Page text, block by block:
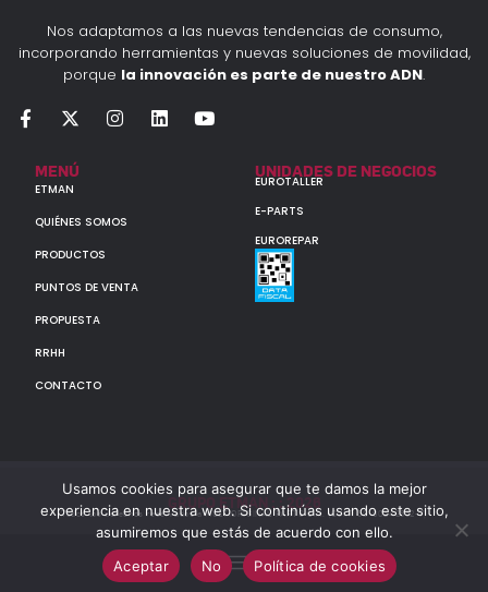
Nos adaptamos a las nuevas tendencias de consumo,
incorporando herramientas y nuevas soluciones de movilidad,
porque la innovación es parte de nuestro ADN.
MENÚ
ETMAN
QUIÉNES SOMOS
PRODUCTOS
PUNTOS DE VENTA
PROPUESTA
RRHH
CONTACTO
UNIDADES DE NEGOCIOS
EUROTALLER
E-PARTS
EUROREPAR
GRUPO ETMAN : : 2026
Todos los derechos reservados a MULTIORIGINAL PARTS S.A. (CUIT: 30-60142852-7)
Usamos cookies para asegurar que te damos la mejor
experiencia en nuestra web. Si continúas usando este sitio,
asumiremos que estás de acuerdo con ello.
Aceptar
No Política de cookies